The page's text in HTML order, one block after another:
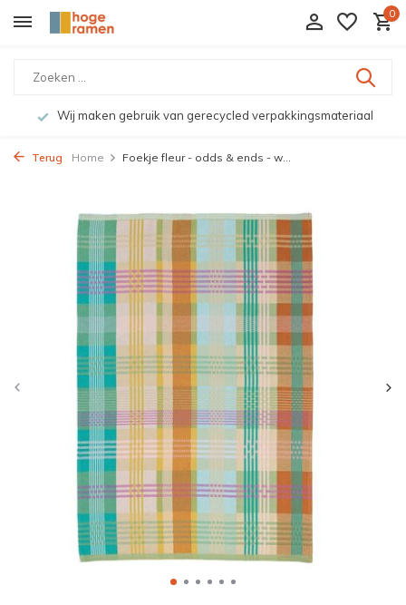
0
Wij maken gebruik van gerecycled verpakkingsmateriaal
Terug Home Foekje fleur - odds & ends - w...